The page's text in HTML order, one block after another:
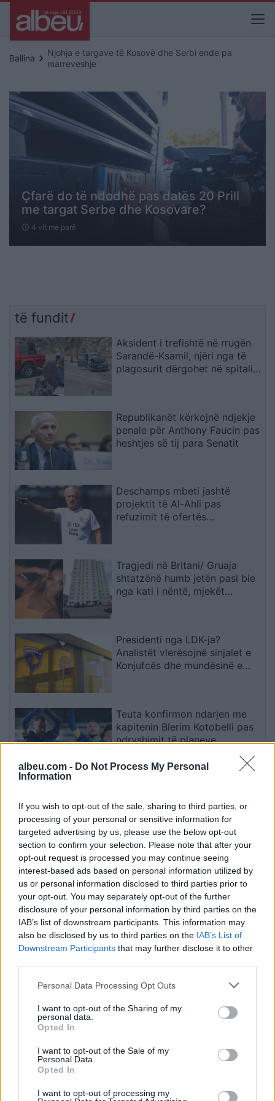
albeu.com - Do Not Process My Personal
Information
If you wish to opt-out of the sale, sharing to third parties, or
processing of your personal or sensitive information for
targeted advertising by us, please use the below opt-out
section to confirm your selection. Please note that after your
opt-out request is processed you may continue seeing
interest-based ads based on personal information utilized by
us or personal information disclosed to third parties prior to
your opt-out. You may separately opt-out of the further
disclosure of your personal information by third parties on the
IAB’s list of downstream participants. This information may
also be disclosed by us to third parties on the IAB’s List of
Downstream Participants that may further disclose it to other
Personal Data Processing Opt Outs
I want to opt-out of the Sharing of my
personal data.
Opted In
I want to opt-out of the Sale of my
Personal Data.
Opted In
I want to opt-out of processing my
Ballina keyboard_arrow_right Njohja e targave të Kosovë dhe Serbi ende pa
marreveshje
Çfarë do të ndodhë pas datës 20 Prill
me targat Serbe dhe Kosovare?
schedule 4 vit me parë
të fundit
Aksident i trefishtë në rrugën
Sarandë-Ksamil, njëri nga të
plagosurit dërgohet në spitalin
Republikanët kërkojnë ndjekje
penale për Anthony Faucin pas
heshtjes së tij para Senatit
Deschamps mbeti jashtë
projektit të Al-Ahli pas
refuzimit të ofertës
Tragjedi në Britani/ Gruaja
shtatzënë humb jetën pasi bie
nga kati i nëntë, mjekët
Presidenti nga LDK-ja?
Analistët vlerësojnë sinjalet e
Konjufcës dhe mundësinë e
Teuta konfirmon ndarjen me
kapitenin Blerim Kotobelli pas
ndryshimit të planeve
rreth 4.900 nxënës më pak në
klasën e parë